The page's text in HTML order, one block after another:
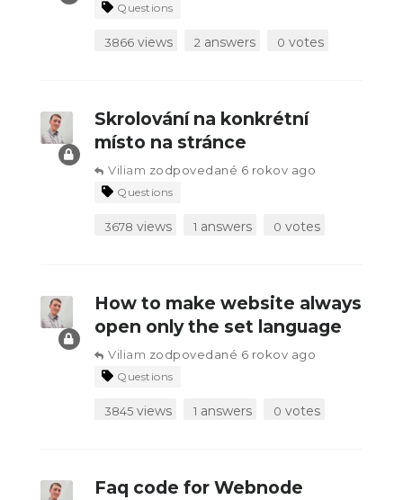
Questions
3866views 2answers 0 votes
Skrolování na konkrétní
místo na stránce
Viliam zodpovedané 6 rokov ago
Questions
3678 views 1 answers 0 votes
How to make website always
open only the set language
Viliam zodpovedané 6 rokov ago
Questions
3845views 1 answers 0 votes
Faq code for Webnode